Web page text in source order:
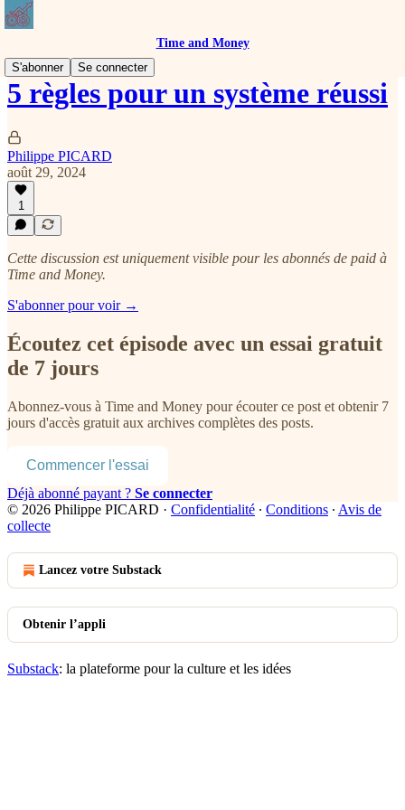
Time and Money
S'abonner
Se connecter
5 règles pour un système réussi
Philippe PICARD
août 29, 2024
1
Cette discussion est uniquement visible pour les abonnés de paid à
Time and Money.
S'abonner pour voir →
Écoutez cet épisode avec un essai gratuit
de 7 jours
Abonnez-vous à Time and Money pour écouter ce post et obtenir 7
jours d'accès gratuit aux archives complètes des posts.
Commencer l'essai
Déjà abonné payant ? Se connecter
© 2026 Philippe PICARD · Confidentialité ∙ Conditions ∙ Avis de
collecte
Lancez votre Substack
Obtenir l’appli
Substack: la plateforme pour la culture et les idées